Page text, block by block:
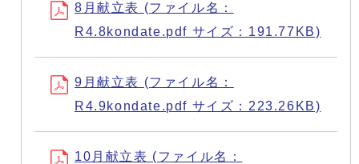
8月献立表 (ファイル名：
R4.8kondate.pdf サイズ：191.77KB)
9月献立表 (ファイル名：
R4.9kondate.pdf サイズ：223.26KB)
10月献立表 (ファイル名：